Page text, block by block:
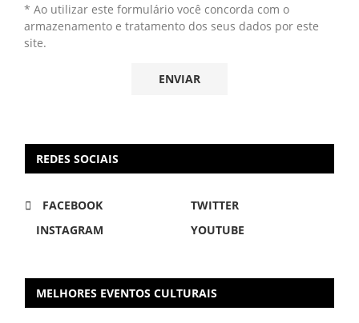
* Ao utilizar este formulário você concorda com o
armazenamento e tratamento dos seus dados por este
site.
REDES SOCIAIS
FACEBOOK
TWITTER
INSTAGRAM
YOUTUBE
MELHORES EVENTOS CULTURAIS